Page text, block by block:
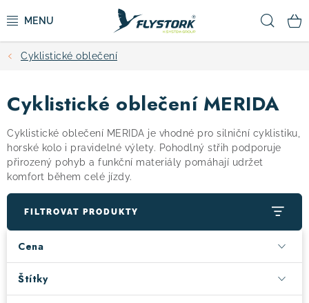
na
CYKLISTIKA
ZIMNÍ SPORTY
KOLOBĚŽKY
OBLEČENÍ A BOTY
DOPLŇKY
VÝPRODEJ
Cyklistické oblečení
Cyklistické oblečení MERIDA
Cyklistické oblečení MERIDA je vhodné pro silniční cyklistiku,
horské kolo i pravidelné výlety. Pohodlný střih podporuje
přirozený pohyb a funkční materiály pomáhají udržet
komfort během celé jízdy.
FILTROVAT PRODUKTY
Cena
Štítky